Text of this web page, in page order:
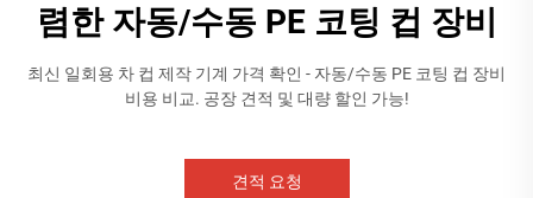
렴한 자동/수동 PE 코팅 컵 장비
최신 일회용 차 컵 제작 기계 가격 확인 - 자동/수동 PE 코팅 컵 장비
비용 비교. 공장 견적 및 대량 할인 가능!
견적 요청